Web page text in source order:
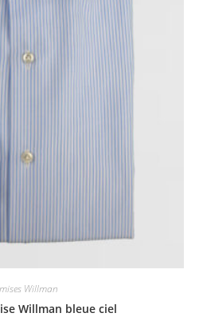
Willman
Willman bleue ciel